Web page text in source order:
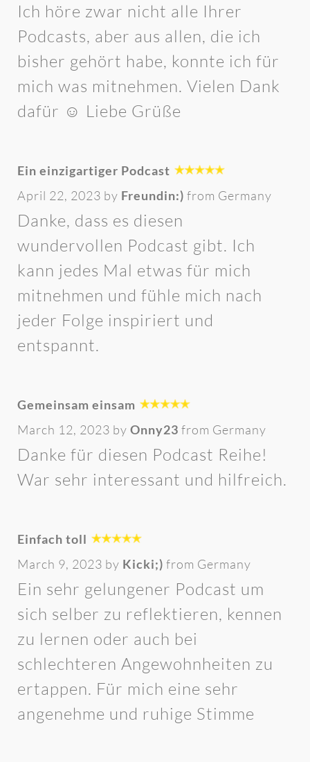
Ich höre zwar nicht alle Ihrer
Podcasts, aber aus allen, die ich
bisher gehört habe, konnte ich für
mich was mitnehmen. Vielen Dank
dafür ☺️ Liebe Grüße
Ein einzigartiger Podcast
April 22, 2023 by Freundin:) from Germany
Danke, dass es diesen
wundervollen Podcast gibt. Ich
kann jedes Mal etwas für mich
mitnehmen und fühle mich nach
jeder Folge inspiriert und
entspannt.
Gemeinsam einsam
March 12, 2023 by Onny23 from Germany
Danke für diesen Podcast Reihe!
War sehr interessant und hilfreich.
Einfach toll
March 9, 2023 by Kicki;) from Germany
Ein sehr gelungener Podcast um
sich selber zu reflektieren, kennen
zu lernen oder auch bei
schlechteren Angewohnheiten zu
ertappen. Für mich eine sehr
angenehme und ruhige Stimme